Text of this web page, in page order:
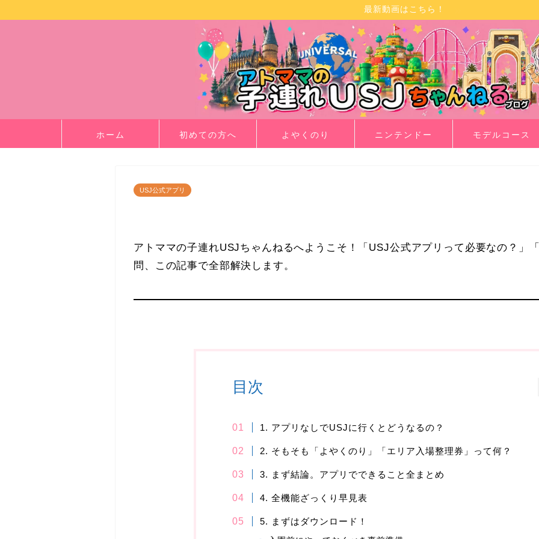
最新動画はこちら！
ホーム 初めての方へ よやくのり ニンテンドー モデルコース
USJ公式アプリ
アトママの子連れUSJちゃんねるへようこそ！「USJ公式アプリって必要なの？」
問、この記事で全部解決します。
目次
1. アプリなしでUSJに行くとどうなるの？
2. そもそも「よやくのり」「エリア入場整理券」って何？
3. まず結論。アプリでできること全まとめ
4. 全機能ざっくり早見表
5. まずはダウンロード！